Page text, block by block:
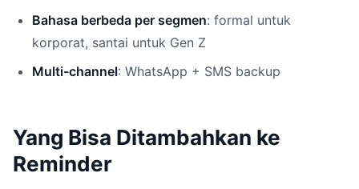
Bahasa berbeda per segmen: formal untuk
korporat, santai untuk Gen Z
Multi-channel: WhatsApp + SMS backup
Yang Bisa Ditambahkan ke
Reminder